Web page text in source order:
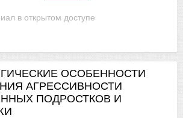
в открытом доступе
ОСОБЕННОСТИ
АГРЕССИВНОСТИ
ПОДРОСТКОВ И